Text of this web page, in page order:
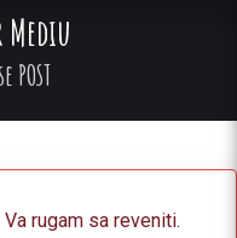
POST
rugam sa reveniti.